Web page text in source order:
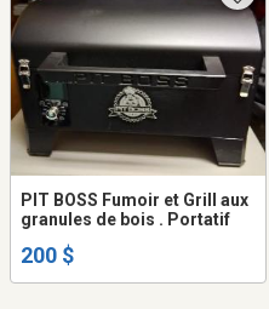
PIT BOSS Fumoir et Grill aux
granules de bois . Portatif
200 $